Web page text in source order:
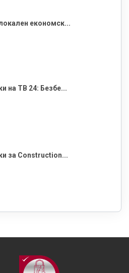
економск...
на ТВ 24: Безбе...
за Construction...